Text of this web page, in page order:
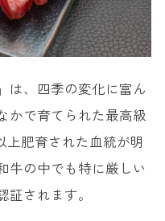
は、四季の変化に富ん
かで育てられた最高級
上肥育された血統が明
牛の中でも特に厳しい
されます。